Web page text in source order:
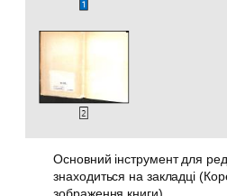
Основний інструмент для
знаходиться на закладці